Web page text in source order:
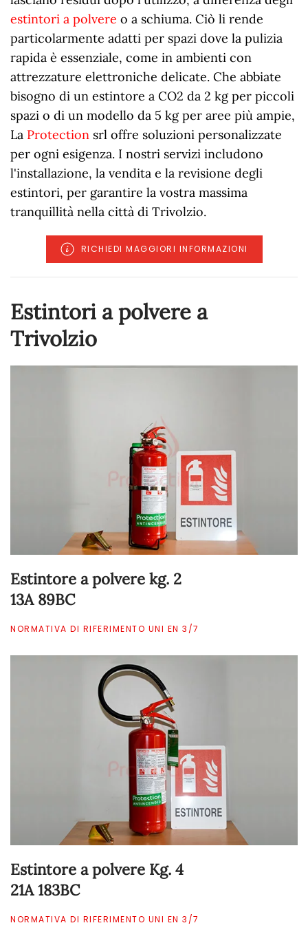
estintori a polvere o a schiuma. Ciò li rende
particolarmente adatti per spazi dove la pulizia
rapida è essenziale, come in ambienti con
attrezzature elettroniche delicate. Che abbiate
bisogno di un estintore a CO2 da 2 kg per piccoli
spazi o di un modello da 5 kg per aree più ampie,
La Protection srl offre soluzioni personalizzate
per ogni esigenza. I nostri servizi includono
l'installazione, la vendita e la revisione degli
estintori, per garantire la vostra massima
tranquillità nella città di Trivolzio.
RICHIEDI MAGGIORI INFORMAZIONI
Estintori a polvere a
Trivolzio
Estintore a polvere kg. 2
13A 89BC
NORMATIVA DI RIFERIMENTO UNI EN 3/7
Estintore a polvere Kg. 4
21A 183BC
NORMATIVA DI RIFERIMENTO UNI EN 3/7